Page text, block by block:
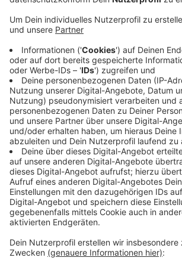
In Erkrath zum Beispiel findet
13:00 Uhr der Dreck-Weg-Tag statt.
Freiheitsstraße 1. Gemeinsam wird Müll
Düssel eingesammelt. Jede
herzlich willkommen, heißt es. Auch in
wird am Samstag (16.09.) aufgeräumt.
Arbeitsgemeinschaft Natur&Umwelt
ein. Los geht es um 14:00 Uhr an der
in Gruiten Dorf. Bei beiden Aktionen
Handschuhe und Müllsäcke zum
vor Ort ausgegeben.
Anzeige